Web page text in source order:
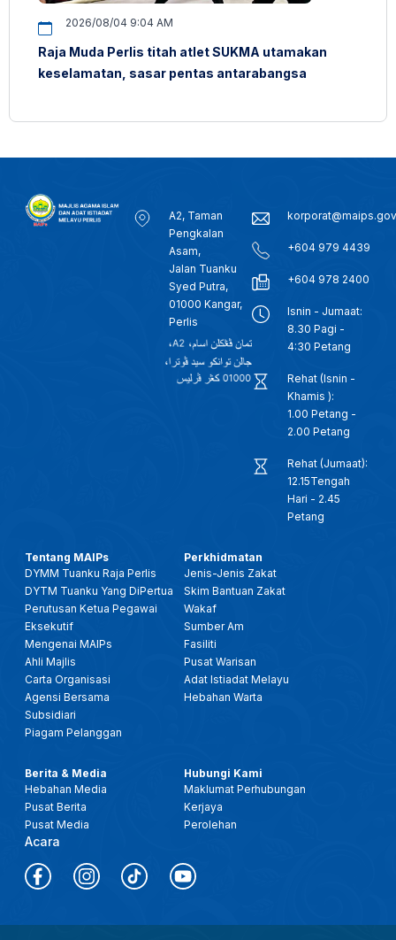
2026/08/04 9:04 AM
Raja Muda Perlis titah atlet SUKMA utamakan
keselamatan, sasar pentas antarabangsa
A2, Taman
Pengkalan
Asam,
Jalan Tuanku
Syed Putra,
01000 Kangar,
Perlis
+604 979 4439
+604 978 2400
Isnin - Jumaat:
8.30 Pagi -
4:30 Petang
Rehat (Isnin -
Khamis ):
1.00 Petang -
2.00 Petang
Rehat (Jumaat):
12.15Tengah
Hari - 2.45
Petang
Tentang MAIPs
DYMM Tuanku Raja Perlis
DYTM Tuanku Yang DiPertua
Perutusan Ketua Pegawai
Eksekutif
Mengenai MAIPs
Ahli Majlis
Carta Organisasi
Agensi Bersama
Subsidiari
Piagam Pelanggan
Perkhidmatan
Jenis-Jenis Zakat
Skim Bantuan Zakat
Wakaf
Sumber Am
Fasiliti
Pusat Warisan
Adat Istiadat Melayu
Hebahan Warta
Berita & Media
Hebahan Media
Pusat Berita
Pusat Media
Acara
Hubungi Kami
Maklumat Perhubungan
Kerjaya
Perolehan